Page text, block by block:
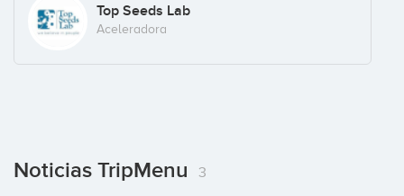
Top Seeds Lab
Aceleradora
Noticias TripMenu 3